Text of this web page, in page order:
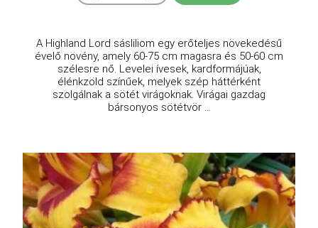
A Highland Lord sásliliom egy erőteljes növekedésű
évelő növény, amely 60-75 cm magasra és 50-60 cm
szélesre nő. Levelei ívesek, kardformájúak,
élénkzöld színűek, melyek szép háttérként
szolgálnak a sötét virágoknak. Virágai gazdag
bársonyos sötétvör ...